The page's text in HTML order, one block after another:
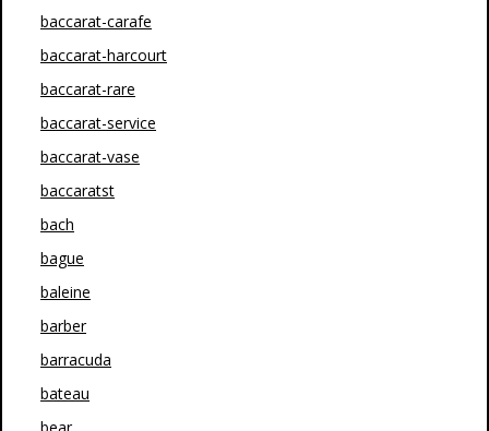
baccarat-carafe
baccarat-harcourt
baccarat-rare
baccarat-service
baccarat-vase
baccaratst
bach
bague
baleine
barber
barracuda
bateau